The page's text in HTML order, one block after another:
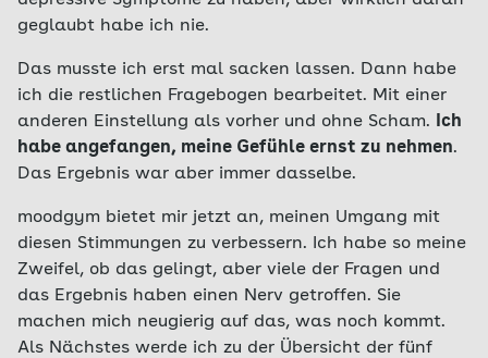
geglaubt habe ich nie.
Das musste ich erst mal sacken lassen. Dann habe
ich die restlichen Fragebogen bearbeitet. Mit einer
anderen Einstellung als vorher und ohne Scham.
Ich
habe angefangen, meine Gefühle ernst zu nehmen.
Das Ergebnis war aber immer dasselbe.
moodgym bietet mir jetzt an, meinen Umgang mit
diesen Stimmungen zu verbessern. Ich habe so meine
Zweifel, ob das gelingt, aber viele der Fragen und
das Ergebnis haben einen Nerv getroffen. Sie
machen mich neugierig auf das, was noch kommt.
Als Nächstes werde ich zu der Übersicht der fünf